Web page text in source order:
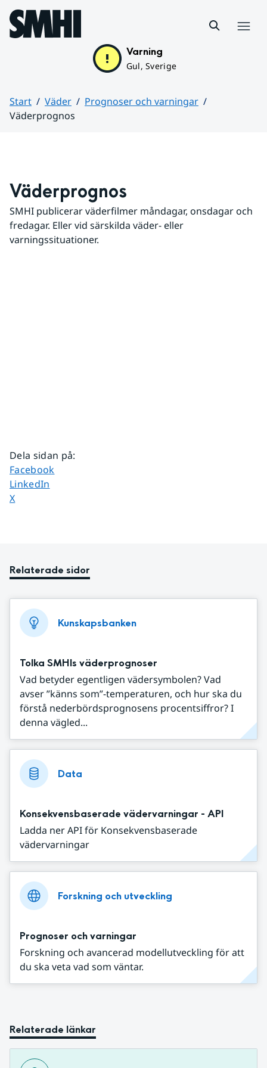
Hoppa till sidans innehåll
Varning
Gul, Sverige
Start Väder
Prognoser och varningar
Väderprognos
Väderprognos
SMHI publicerar väderfilmer måndagar, onsdagar och
fredagar. Eller vid särskilda väder- eller
varningssituationer.
Dela sidan på:
Dela sidan på
Facebook
Dela sidan på
LinkedIn
Dela sidan på
X
Relaterade sidor
Kunskapsbanken
Tolka SMHIs väderprognoser
Vad betyder egentligen vädersymbolen? Vad
avser ”känns som”-temperaturen, och hur ska du
förstå nederbördsprognosens procentsiffror? I
denna vägled...
Data
Konsekvensbaserade vädervarningar - API
Ladda ner API för Konsekvensbaserade
vädervarningar
Forskning och utveckling
Prognoser och varningar
Forskning och avancerad modellutveckling för att
du ska veta vad som väntar.
Relaterade länkar